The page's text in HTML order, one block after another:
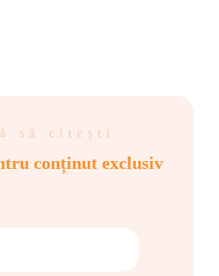
să citești
conținut exclusiv